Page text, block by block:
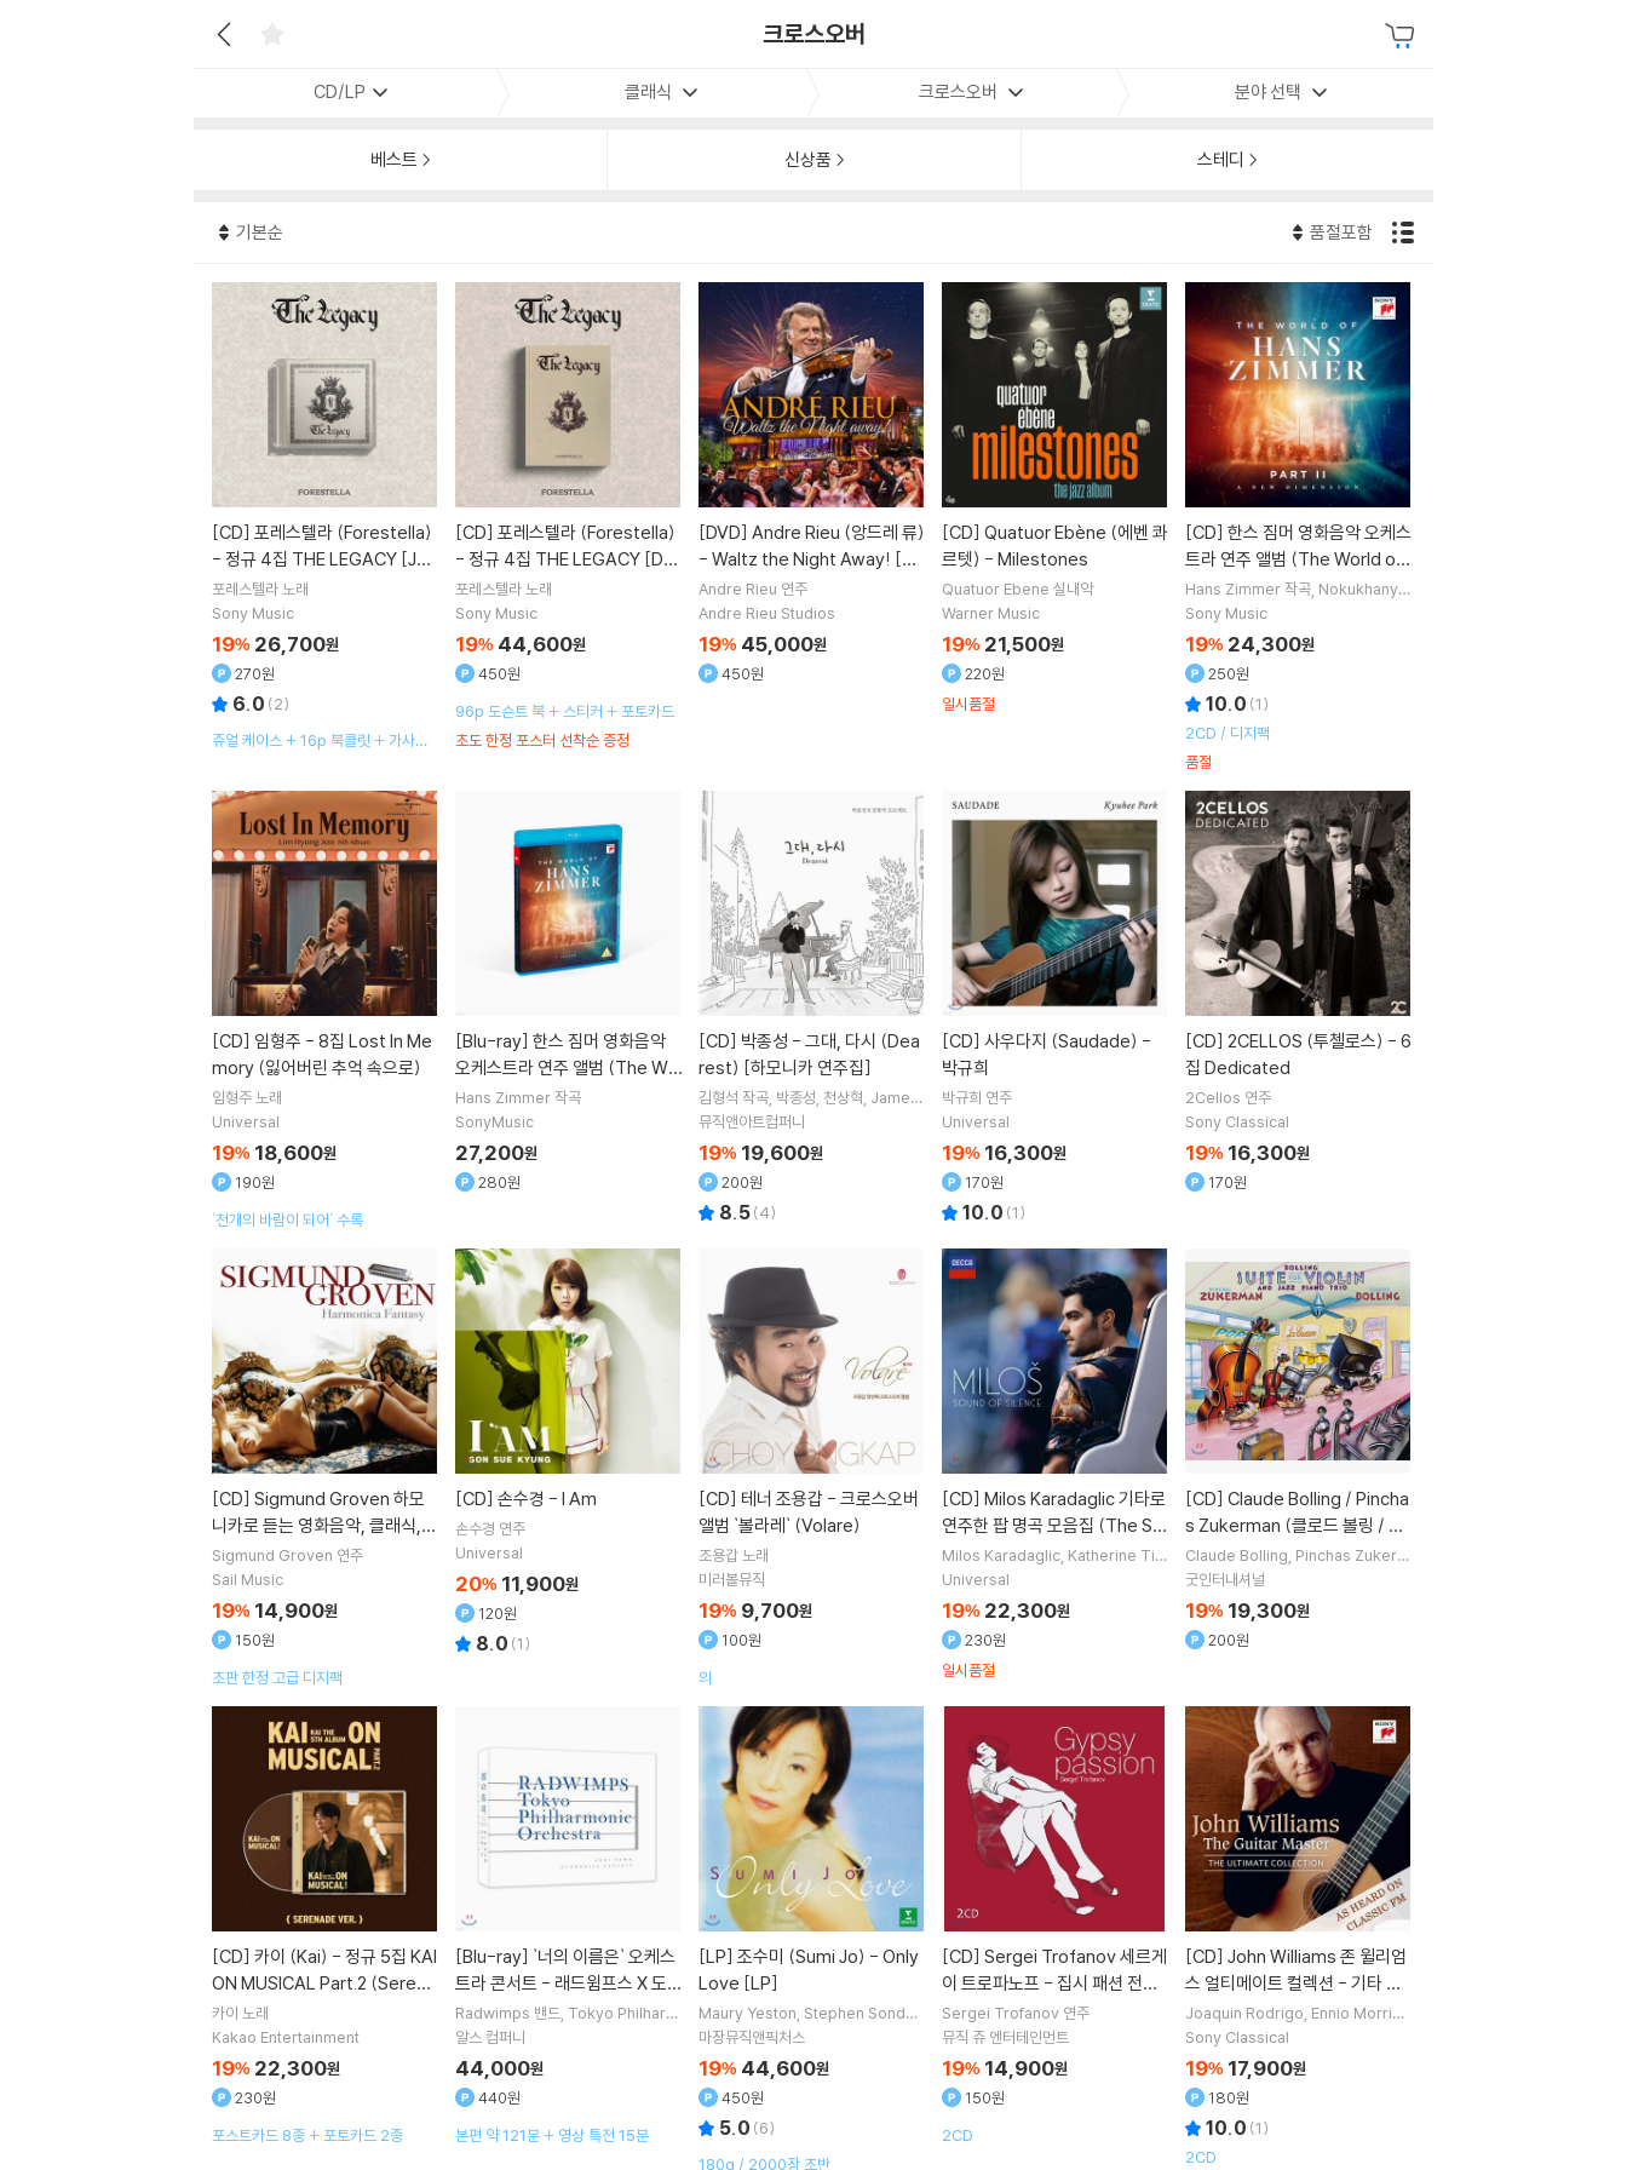
크로스오버
CD/LP 클래식 크로스오버 분야 선택
베스트 신상품 스테디
기본순 품절포함
[CD]
- 정규 4집 THE LEGACY [Je
wel Ver.]
포레스텔라 노래
Sony Music
19% 26,700원
270원
6.0 (2)
쥬얼 케이스 + 16p 북클릿 + 가사지
[CD]
- 정규 4집 THE LEGACY [Do
cent Book Ver.]
포레스텔라 노래
Sony Music
초도 한정 포스터 선착순 증정
19% 44,600원
450원
96p 도슨트 북 + 스티커 + 포토카드
[DVD]
- Waltz the Night Away! [DV
D]
Andre Rieu 연주
Andre Rieu Studios
19% 45,000원
450원
[CD]
르텟) - Milestones
Quatuor Ebene 실내악
Warner Music
19% 21,500원
220원
일시품절
[CD]
트라 연주 앨범 (The World of
Hans Zimmer Part II – A New
Dimension)
Hans Zimmer 작곡 Nokukhanya
Dlamini Gan-ya Ben-gur Aksel
Sony Music
19% 24,300원
250원
10.0 (1)
2CD / 디지팩
품절
[CD]
mory (잃어버린 추억 속으로)
임형주 노래
Universal
19% 18,600원
190원
`천개의 바람이 되어` 수록
[Blu-ray]
오케스트라 연주 앨범 (The Wo
rld of Hans Zimmer – A New
Dimension)
Hans Zimmer 작곡
SonyMusic
27,200원
280원
[CD]
rest) [하모니카 연주집]
김형석 작곡 박종성 천상혁 James
Kim연주
뮤직앤아트컴퍼니
19% 19,600원
200원
8.5(4)
[CD]
박규희
박규희 연주
Universal
19% 16,300원
170원
10.0 (1)
[CD]
집 Dedicated
2Cellos 연주
Sony Classical
19% 16,300원
170원
[CD]
니카로 듣는 영화음악, 클래식,
팝선율 - 지그문트 그로븐 (Har
monica Fantasy)
Sigmund Groven 연주
Sail Music
19% 14,900원
150원
초판 한정 고급 디지팩
[CD] 손수경 - I Am
손수경 연주
Universal
20% 11,900원
120원
8.0 (1)
[CD]
앨범 `볼라레` (Volare)
조용갑 노래
미러볼뮤직
19% 9,700원
100원
의
[CD]
연주한 팝 명곡 모음집 (The So
und of Silence)
Milos Karadaglic Katherine Tin
ker연주 12 Ensemble
Universal
19% 22,300원
230원
일시품절
[CD]
s Zukerman (클로드 볼링 / 핀
커스 주커만) - Suite For Violin
And Jazz Piano Trio
Claude Bolling Pinchas Zukerm
an연주
굿인터내셔널
19% 19,300원
200원
[CD]
ON MUSICAL Part.2 (Serena
de Ver.)
카이 노래
Kakao Entertainment
19% 22,300원
230원
포스트카드 8종 + 포토카드 2종
[Blu-ray]
트라 콘서트 - 래드윔프스 X 도
쿄필하모닉 [Blu-ray]
Radwimps 밴드 Tokyo Philharm
onic Orchestra
알스 컴퍼니
44,000원
440원
본편 약 121분 + 영상 특전 15분
[LP]
Love [LP]
Maury Yeston Stephen Sondhe
im작곡 조수미 Julie Gold
마장뮤직앤픽처스
19% 44,600원
450원
5.0 (6)
180g / 2000장 초반
[CD]
이 트로파노프 - 집시 패션 전곡
집 (The Complete of Gypsy
Passion)
Sergei Trofanov 연주
뮤직 쥬 엔터테인먼트
19% 14,900원
150원
2CD
[CD]
스 얼티메이트 컬렉션 - 기타 마
스터 (The Guitar Master: Ro
drigo / Tarrega / Vivaldi / J.
S. Bach / Barrios / Albeniz /
Granados)
Joaquin Rodrigo Ennio Morrico
ne Francisco Tarrega
Sony Classical
19% 17,900원
180원
10.0 (1)
2CD